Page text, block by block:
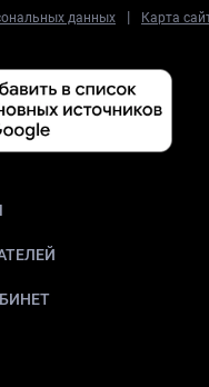
данных | Карта